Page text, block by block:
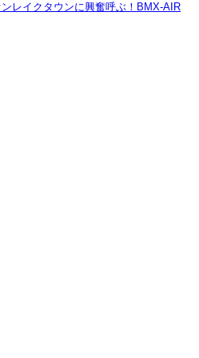
レイクタウンに興奮呼ぶ！BMX-AIR